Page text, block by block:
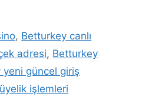
, Betturkey canlı
adresi, Betturkey
yeni güncel giriş
işlemleri